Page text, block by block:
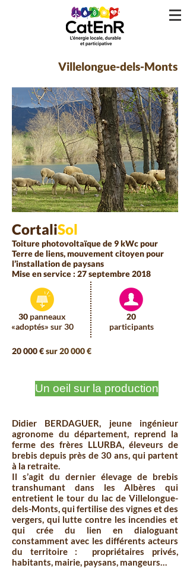
Villelongue-dels-Monts
CortaliSol
Toiture photovoltaïque de 9 kWc pour
Terre de liens, mouvement citoyen pour
l’installation de paysans
Mise en service : 27 septembre 2018
20
participants
30 panneaux
«adoptés» sur 30
20 000 €sur 20 000 €
Un oeil sur la production
Didier BERDAGUER, jeune ingénieur
agronome du département, reprend la
ferme des frères LLURBA, éleveurs de
brebis depuis près de 30 ans, qui partent
à la retraite.
Il s’agit du dernier élevage de brebis
transhumant dans les Albères qui
entretient le tour du lac de Villelongue-
dels-Monts, qui fertilise des vignes et des
vergers, qui lutte contre les incendies et
qui crée du lien en dialoguant
constamment avec les différents acteurs
du territoire : propriétaires privés,
habitants, mairie, paysans, mangeurs…